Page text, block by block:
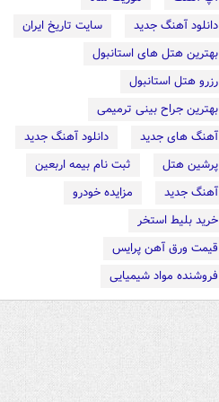
دانلود آهنگ جدید
سایت تاریخ ایران
بهترین هتل های استانبول
رزرو هتل استانبول
بهترین جراح بینی ترمیمی
آهنگ های جدید
دانلود آهنگ جدید
پرشین هتل
ثبت نام بیمه اربعین
آهنگ جدید
مزایده خودرو
خرید بلیط استخر
قیمت ورق آهن پرایس
فروشنده مواد شیمیایی